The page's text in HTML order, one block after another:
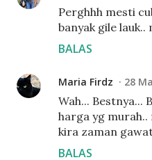
Perghhh mesti
banyak gile
BALAS
Maria Firdz 28
Wah... Bestnya...
harga yg murah..
kira zaman
BALAS